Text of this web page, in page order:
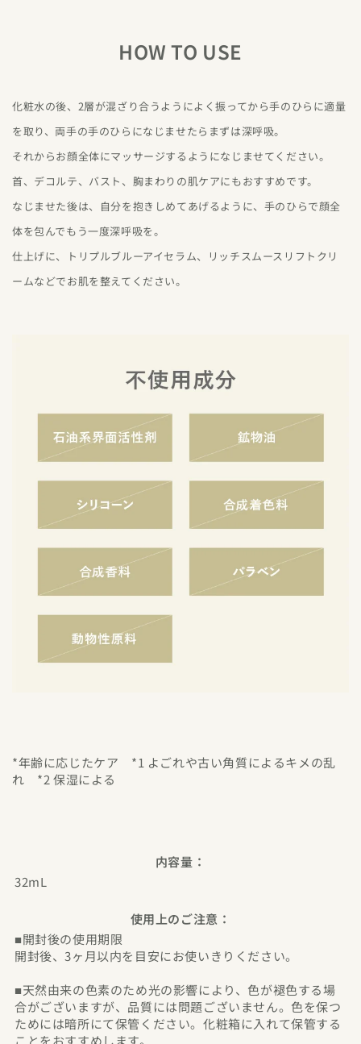
HOW TO USE
化粧水の後、2層が混ざり合うようによく振ってから手のひらに適量
を取り、両手の手のひらになじませたらまずは深呼吸。
それからお顔全体にマッサージするようになじませてください。
首、デコルテ、バスト、胸まわりの肌ケアにもおすすめです。
なじませた後は、自分を抱きしめてあげるように、手のひらで顔全
体を包んでもう一度深呼吸を。
仕上げに、トリプルブルーアイセラム、リッチスムースリフトクリ
ームなどでお肌を整えてください。
*年齢に応じたケア *1 よごれや古い角質によるキメの乱
れ *2 保湿による
内容量：
32mL
使用上のご注意：
■開封後の使用期限
開封後、3ヶ月以内を目安にお使いきりください。
■天然由来の色素のため光の影響により、色が褪色する場
合がございますが、品質には問題ございません。色を保つ
ためには暗所にて保管ください。化粧箱に入れて保管する
ことをおすすめします。